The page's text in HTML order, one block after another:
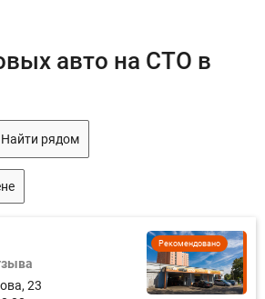
авто на СТО в
Найти рядом
Рекомендовано
23